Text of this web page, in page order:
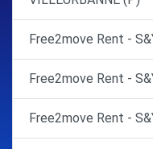
Free2move Rent -
Free2move Rent -
Free2move Rent -